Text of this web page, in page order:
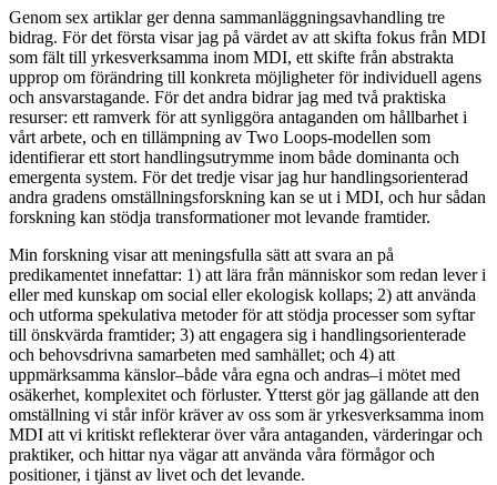
Genom sex artiklar ger denna sammanläggningsavhandling tre
bidrag. För det första visar jag på värdet av att skifta fokus från MDI
som fält till yrkesverksamma inom MDI, ett skifte från abstrakta
upprop om förändring till konkreta möjligheter för individuell agens
och ansvarstagande. För det andra bidrar jag med två praktiska
resurser: ett ramverk för att synliggöra antaganden om hållbarhet i
vårt arbete, och en tillämpning av Two Loops-modellen som
identifierar ett stort handlingsutrymme inom både dominanta och
emergenta system. För det tredje visar jag hur handlingsorienterad
andra gradens omställningsforskning kan se ut i MDI, och hur sådan
forskning kan stödja transformationer mot levande framtider.
Min forskning visar att meningsfulla sätt att svara an på
predikamentet innefattar: 1) att lära från människor som redan lever i
eller med kunskap om social eller ekologisk kollaps; 2) att använda
och utforma spekulativa metoder för att stödja processer som syftar
till önskvärda framtider; 3) att engagera sig i handlingsorienterade
och behovsdrivna samarbeten med samhället; och 4) att
uppmärksamma känslor–både våra egna och andras–i mötet med
osäkerhet, komplexitet och förluster. Ytterst gör jag gällande att den
omställning vi står inför kräver av oss som är yrkesverksamma inom
MDI att vi kritiskt reflekterar över våra antaganden, värderingar och
praktiker, och hittar nya vägar att använda våra förmågor och
positioner, i tjänst av livet och det levande.